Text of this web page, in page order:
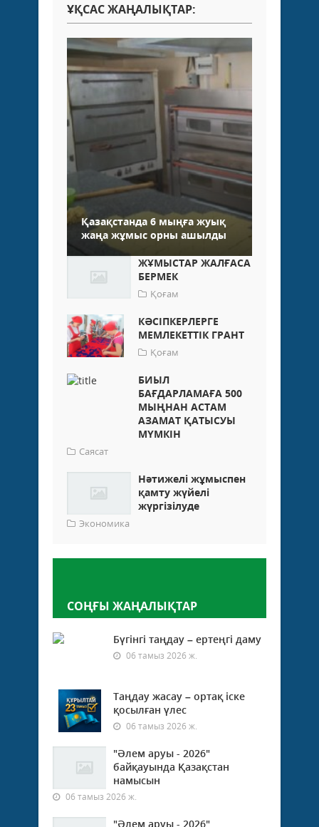
ҰҚСАС ЖАҢАЛЫҚТАР:
Қазақстанда 6 мыңға жуық
жаңа жұмыс орны ашылды
ЖҰМЫСТАР ЖАЛҒАСА
БЕРМЕК
Қоғам
КӘСІПКЕРЛЕРГЕ
МЕМЛЕКЕТТІК ГРАНТ
Қоғам
БИЫЛ
БАҒДАРЛАМАҒА 500
МЫҢНАН АСТАМ
АЗАМАТ ҚАТЫСУЫ
МҮМКІН
Саясат
Нәтижелі жұмыспен
қамту жүйелі
жүргізілуде
Экономика
СОҢҒЫ ЖАҢАЛЫҚТАР
Бүгінгі таңдау – ертеңгі даму
06 тамыз 2026 ж.
Таңдау жасау – ортақ іске
қосылған үлес
06 тамыз 2026 ж.
"Әлем аруы - 2026"
байқауында Қазақстан
намысын
06 тамыз 2026 ж.
"Әлем аруы - 2026"